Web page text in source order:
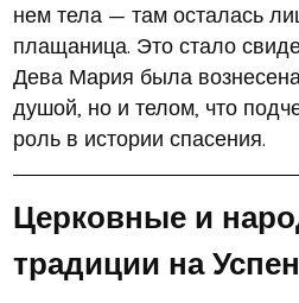
нем тела — там осталась
плащаница. Это стало
Дева Мария была
душой, но и телом, что
роль в истории спасения.
Церковные и
традиции на